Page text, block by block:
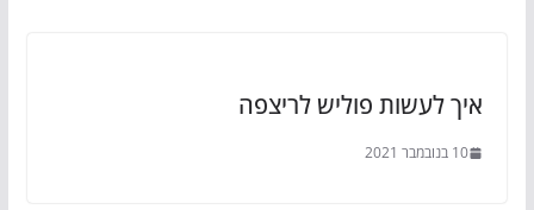
איך לעשות פוליש לריצפה
10 בנובמבר 2021